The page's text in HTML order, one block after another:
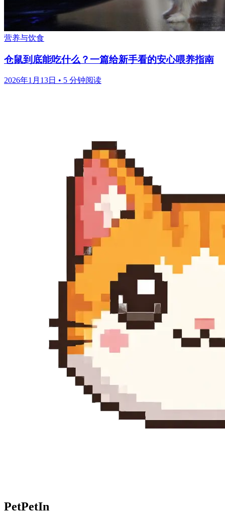
营养与饮食
仓鼠到底能吃什么？一篇给新手看的安心喂养指南
2026年1月13日 • 5 分钟阅读
PetPetIn